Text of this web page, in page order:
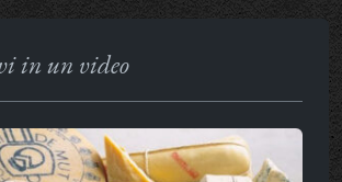
in un video